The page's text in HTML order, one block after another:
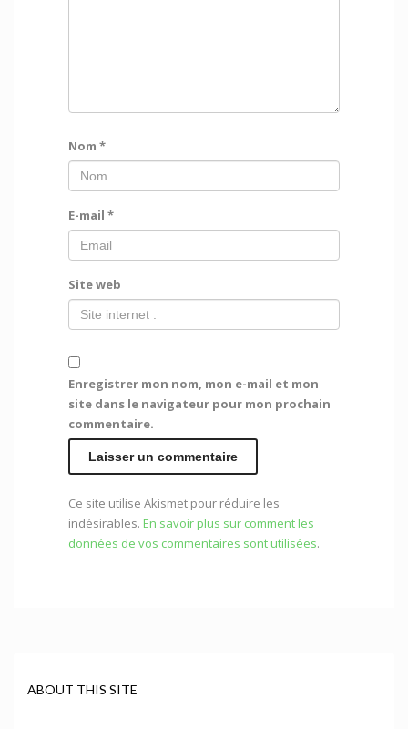
Nom *
E-mail *
Site web
Enregistrer mon nom, mon e-mail et mon
site dans le navigateur pour mon prochain
commentaire.
Ce site utilise Akismet pour réduire les
indésirables. En savoir plus sur comment les
données de vos commentaires sont utilisées.
ABOUT THIS SITE